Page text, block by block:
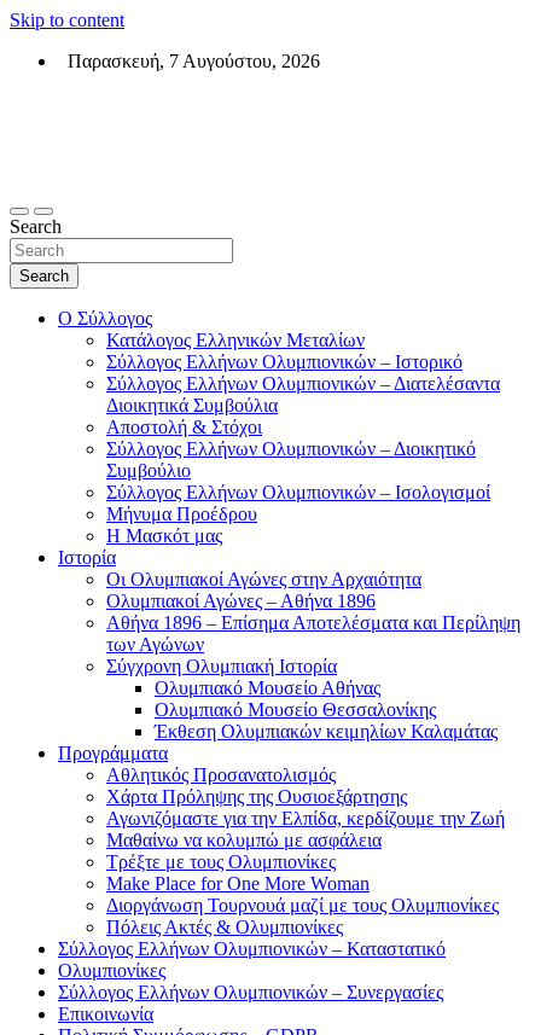
Skip to content
Παρασκευή, 7 Αυγούστου, 2026
Search
Search
Ο Σύλλογος
Κατάλογος Ελληνικών Μεταλίων
Σύλλογος Ελλήνων Ολυμπιονικών – Ιστορικό
Σύλλογος Ελλήνων Ολυμπιονικών – Διατελέσαντα
Διοικητικά Συμβούλια
Αποστολή & Στόχοι
Σύλλογος Ελλήνων Ολυμπιονικών – Διοικητικό
Συμβούλιο
Σύλλογος Ελλήνων Ολυμπιονικών – Ισολογισμοί
Μήνυμα Προέδρου
Η Μασκότ μας
Ιστορία
Οι Ολυμπιακοί Αγώνες στην Αρχαιότητα
Ολυμπιακοί Αγώνες – Αθήνα 1896
Αθήνα 1896 – Επίσημα Αποτελέσματα και Περίληψη
των Αγώνων
Σύγχρονη Ολυμπιακή Ιστορία
Ολυμπιακό Μουσείο Αθήνας
Ολυμπιακό Μουσείο Θεσσαλονίκης
Έκθεση Ολυμπιακών κειμηλίων Καλαμάτας
Προγράμματα
Αθλητικός Προσανατολισμός
Χάρτα Πρόληψης της Ουσιοεξάρτησης
Αγωνιζόμαστε για την Ελπίδα, κερδίζουμε την Ζωή
Μαθαίνω να κολυμπώ με ασφάλεια
Τρέξτε με τους Ολυμπιονίκες
Make Place for One More Woman
Διοργάνωση Τουρνουά μαζί με τους Ολυμπιονίκες
Πόλεις Ακτές & Ολυμπιονίκες
Σύλλογος Ελλήνων Ολυμπιονικών – Καταστατικό
Ολυμπιονίκες
Σύλλογος Ελλήνων Ολυμπιονικών – Συνεργασίες
Επικοινωνία